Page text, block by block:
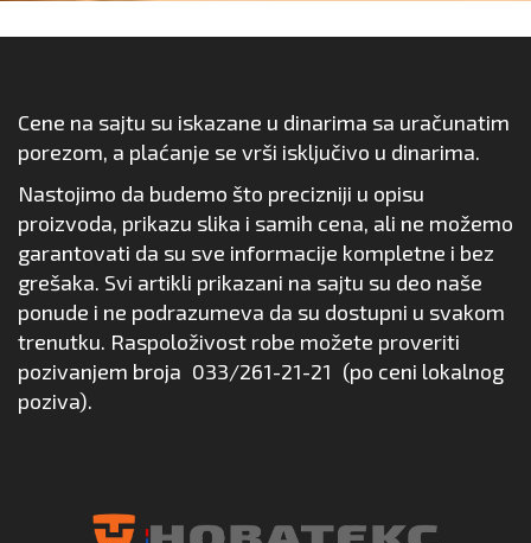
Cene na sajtu su iskazane u dinarima sa uračunatim
porezom, a plaćanje se vrši isključivo u dinarima.
Nastojimo da budemo što precizniji u opisu
proizvoda, prikazu slika i samih cena, ali ne možemo
garantovati da su sve informacije kompletne i bez
grešaka. Svi artikli prikazani na sajtu su deo naše
ponude i ne podrazumeva da su dostupni u svakom
trenutku. Raspoloživost robe možete proveriti
pozivanjem broja 033/261-21-21 (po ceni lokalnog
poziva).